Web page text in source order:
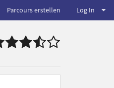
Parcours erstellen Log In